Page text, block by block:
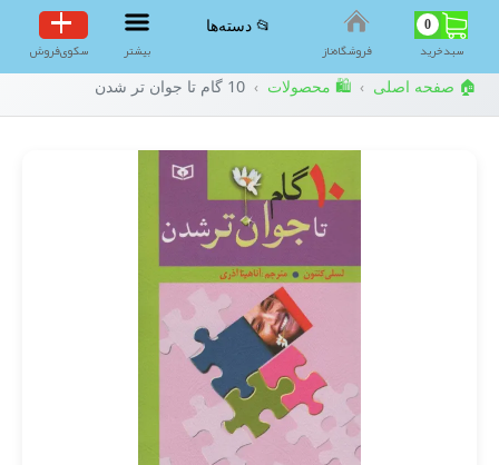
0
سبد‌خرید فروشگاه‌ناز
📂 دسته‌ها
بیشتر سکوی‌فروش
🏠 صفحه اصلی › 🛍️ محصولات › 10 گام تا جوان تر شدن